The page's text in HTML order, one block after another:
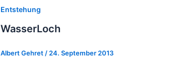
Entstehung
WasserLoch
Albert Gehret / 24. September 2013